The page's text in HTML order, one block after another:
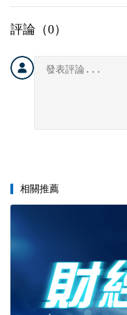
評論（0）
相關推薦